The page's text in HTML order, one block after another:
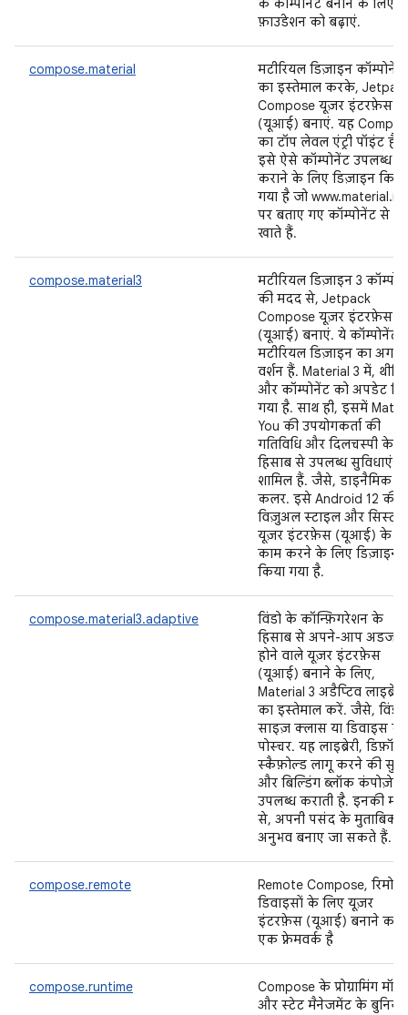
के कॉम्पोनेंट बनाने के लिए,
फ़ाउंडेशन को बढ़ाएं.
compose.material
मटीरियल डिज़ाइन कॉम्पोनेंट
का इस्तेमाल करके,
Compose यूज़र इंटरफ़ेस
(यूआई) बनाएं. यह
का टॉप लेवल एंट्री पॉइंट है.
इसे ऐसे कॉम्पोनेंट उपलब्ध
कराने के लिए डिज़ाइन किया
गया है जो www.material.io
पर बताए गए कॉम्पोनेंट से
खाते हैं.
compose.material3
मटीरियल डिज़ाइन 3
की मदद से, Jetpack
Compose यूज़र इंटरफ़ेस
(यूआई) बनाएं. ये कॉम्पोनेंट,
मटीरियल डिज़ाइन का अगला
वर्शन हैं. Material 3 में,
और कॉम्पोनेंट को अपडेट
गया है. साथ ही, इसमें
You की उपयोगकर्ता की
गतिविधि और दिलचस्पी के
हिसाब से उपलब्ध सुविधाएं भी
शामिल हैं. जैसे, डाइनैमिक
कलर. इसे Android 12 की
विज़ुअल स्टाइल और सिस्टम
यूज़र इंटरफ़ेस (यूआई) के
काम करने के लिए डिज़ाइन
किया गया है.
compose.material3.adaptive
विंडो के कॉन्फ़िगरेशन के
हिसाब से अपने-आप
होने वाले यूज़र इंटरफ़ेस
(यूआई) बनाने के लिए,
Material 3 अडैप्टिव लाइब्रेरी
का इस्तेमाल करें. जैसे, विंडो
साइज़ क्लास या डिवाइस के
पोस्चर. यह लाइब्रेरी, डिफ़ॉल्ट
स्कैफ़ोल्ड लागू करने की
और बिल्डिंग ब्लॉक
उपलब्ध कराती है. इनकी
से, अपनी पसंद के मुताबिक
अनुभव बनाए जा सकते हैं.
compose.remote
Remote Compose, रिमोट
डिवाइसों के लिए यूज़र
इंटरफ़ेस (यूआई) बनाने का
एक फ़्रेमवर्क है
compose.runtime
Compose के प्रोग्रामिंग
और स्टेट मैनेजमेंट के